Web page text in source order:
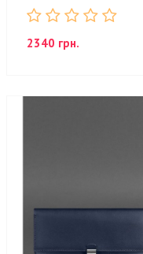
2340 грн.